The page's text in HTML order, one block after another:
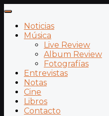
Noticias
Música
Live Review
Album Review
Fotografías
Entrevistas
Notas
Cine
Libros
Contacto